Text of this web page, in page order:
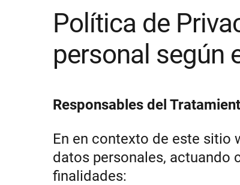
Política de
personal según
Responsables del
En en contexto de este sitio
datos personales, actuando
finalidades: